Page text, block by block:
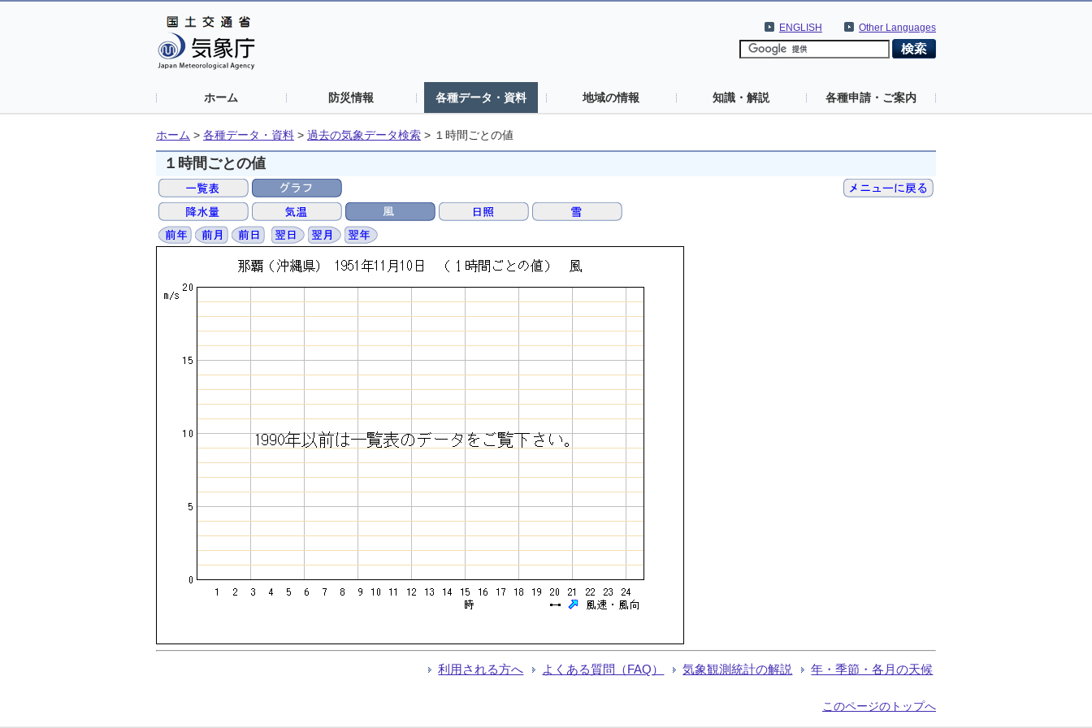
Other Languages
ENGLISH
ホーム 防災情報 各種データ・資料 地域の情報 知識・解説 各種申請・ご案内
ホーム > 各種データ・資料 > 過去の気象データ検索 > １時間ごとの値
１時間ごとの値
利用される方へ よくある質問（FAQ） 気象観測統計の解説 年・季節・各月の天候
このページのトップへ